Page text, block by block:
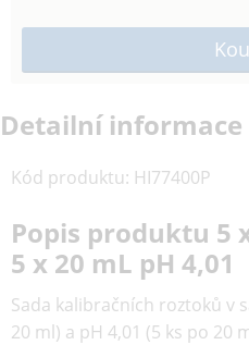
Detailní informace
Kód produktu: HI77400P
Popis produktu 5
5 x 20 mL pH 4,01
Sada kalibračních roztoků v
20 ml) a pH 4,01 (5 ks po 20